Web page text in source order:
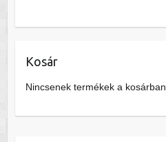
választhatók
Kosár
Nincsenek termékek a kosárban.